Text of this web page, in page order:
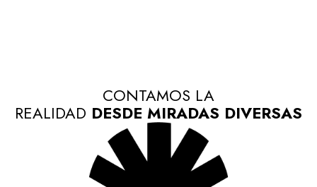
CONTAMOS LA
REALIDAD DESDE MIRADAS DIVERSAS